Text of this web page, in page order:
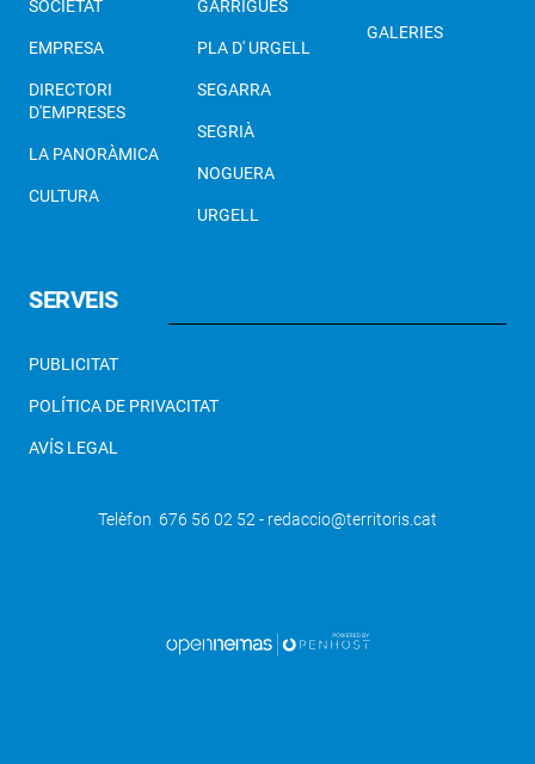
SOCIETAT
EMPRESA
DIRECTORI
D'EMPRESES
LA PANORÀMICA
CULTURA
GARRIGUES
PLA D' URGELL
SEGARRA
SEGRIÀ
NOGUERA
URGELL
GALERIES
SERVEIS
PUBLICITAT
POLÍTICA DE PRIVACITAT
AVÍS LEGAL
Telèfon 676 56 02 52 - redaccio@territoris.cat